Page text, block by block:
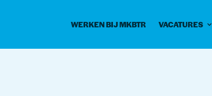
WERKEN BIJ MKBTR VACATURES